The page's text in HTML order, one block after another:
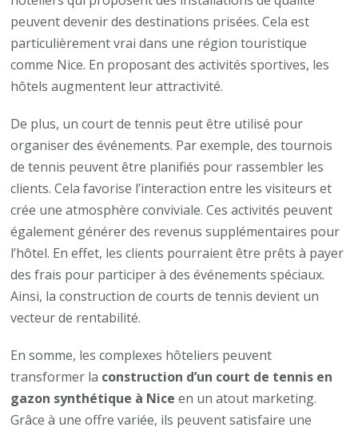
peuvent devenir des destinations prisées. Cela est
particulièrement vrai dans une région touristique
comme Nice. En proposant des activités sportives, les
hôtels augmentent leur attractivité.
De plus, un court de tennis peut être utilisé pour
organiser des événements. Par exemple, des tournois
de tennis peuvent être planifiés pour rassembler les
clients. Cela favorise l’interaction entre les visiteurs et
crée une atmosphère conviviale. Ces activités peuvent
également générer des revenus supplémentaires pour
l’hôtel. En effet, les clients pourraient être prêts à payer
des frais pour participer à des événements spéciaux.
Ainsi, la construction de courts de tennis devient un
vecteur de rentabilité.
En somme, les complexes hôteliers peuvent
transformer la construction d’un court de tennis en
gazon synthétique à Nice en un atout marketing.
Grâce à une offre variée, ils peuvent satisfaire une